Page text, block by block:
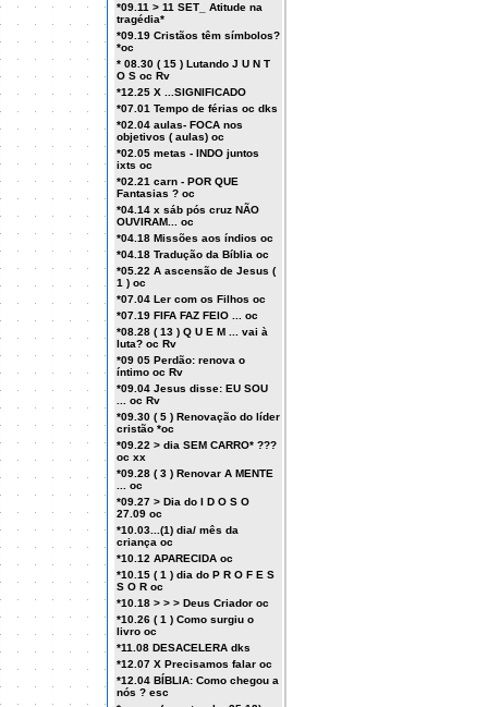
*09.11 > 11 SET_ Atitude na
tragédia*
*09.19 Cristãos têm símbolos?
*oc
* 08.30 ( 15 ) Lutando J U N T
O S oc Rv
*12.25 X ...SIGNIFICADO
*07.01 Tempo de férias oc dks
*02.04 aulas- FOCA nos
objetivos ( aulas) oc
*02.05 metas - INDO juntos
ixts oc
*02.21 carn - POR QUE
Fantasias ? oc
*04.14 x sáb pós cruz NÃO
OUVIRAM... oc
*04.18 Missões aos índios oc
*04.18 Tradução da Bíblia oc
*05.22 A ascensão de Jesus (
1 ) oc
*07.04 Ler com os Filhos oc
*07.19 FIFA FAZ FEIO ... oc
*08.28 ( 13 ) Q U E M ... vai à
luta? oc Rv
*09 05 Perdão: renova o
íntimo oc Rv
*09.04 Jesus disse: EU SOU
... oc Rv
*09.30 ( 5 ) Renovação do líder
cristão *oc
*09.22 > dia SEM CARRO* ???
oc xx
*09.28 ( 3 ) Renovar A MENTE
... oc
*09.27 > Dia do I D O S O
27.09 oc
*10.03...(1) dia/ mês da
criança oc
*10.12 APARECIDA oc
*10.15 ( 1 ) dia do P R O F E S
S O R oc
*10.18 > > > Deus Criador oc
*10.26 ( 1 ) Como surgiu o
livro oc
*11.08 DESACELERA dks
*12.07 X Precisamos falar oc
*12.04 BÍBLIA: Como chegou a
nós ? esc